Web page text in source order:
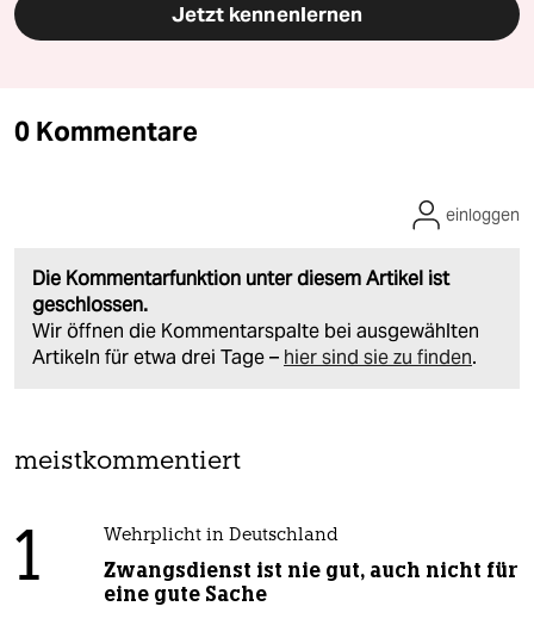
Jetzt kennenlernen
0 Kommentare
Die Kommentarfunktion unter diesem Artikel ist
geschlossen.
Wir öffnen die Kommentarspalte bei ausgewählten
Artikeln für etwa drei Tage – hier sind sie zu finden.
einloggen
meistkommentiert
1 Wehrplicht in Deutschland
Zwangsdienst ist nie gut, auch nicht für
eine gute Sache